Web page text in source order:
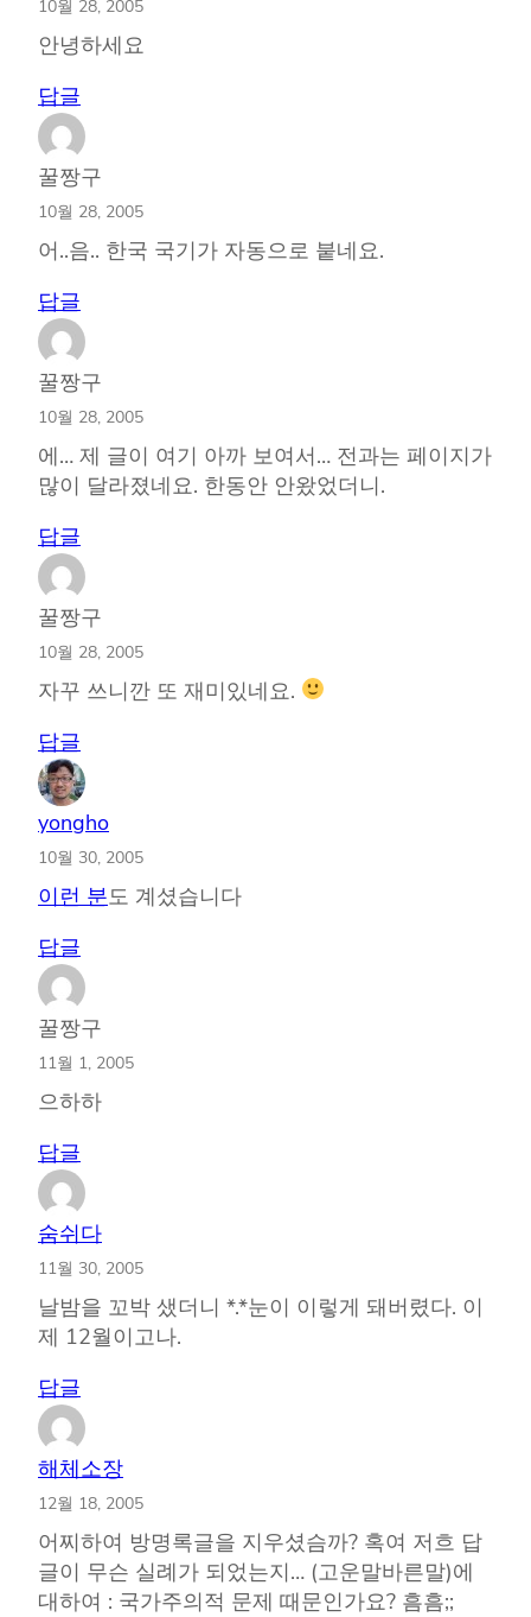
10월 28, 2005
안녕하세요
답글
꿀짱구
10월 28, 2005
어..음.. 한국 국기가 자동으로 붙네요.
답글
꿀짱구
10월 28, 2005
에… 제 글이 여기 아까 보여서… 전과는 페이지가
많이 달라졌네요. 한동안 안왔었더니.
답글
꿀짱구
10월 28, 2005
자꾸 쓰니깐 또 재미있네요.
답글
yongho
10월 30, 2005
이런 분도 계셨습니다
답글
꿀짱구
11월 1, 2005
으하하
답글
숨쉬다
11월 30, 2005
날밤을 꼬박 샜더니 *.*눈이 이렇게 돼버렸다. 이
제 12월이고나.
답글
해체소장
12월 18, 2005
어찌하여 방명록글을 지우셨슴까? 혹여 저흐 답
글이 무슨 실례가 되었는지… (고운말바른말)에
대하여 : 국가주의적 문제 때문인가요? 흠흠;;